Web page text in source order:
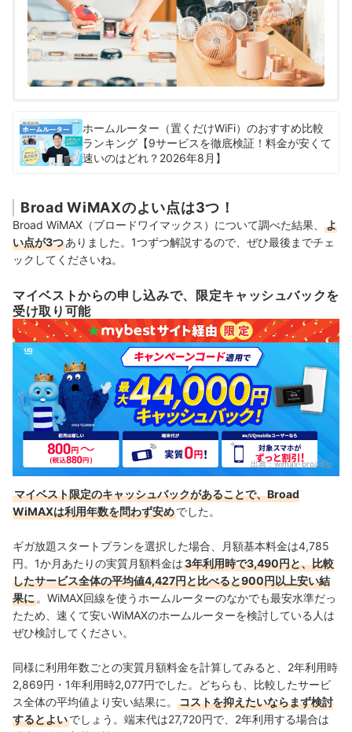
ホームルーター（置くだけWiFi）のおすすめ比較
ランキング【9サービスを徹底検証！料金が安くて
速いのはどれ？2026年8月】
Broad WiMAXのよい点は3つ！
Broad WiMAX（ブロードワイマックス）について調べた結果、
よ
い点が3つありました。1つずつ解説するので、ぜひ最後までチェ
ックしてくださいね。
マイベストからの申し込みで、限定キャッシュバックを
受け取り可能
出典：wimax-broad.jp
マイベスト限定のキャッシュバックがあることで、Broad
WiMAXは利用年数を問わず安めでした。
ギガ放題スタートプランを選択した場合、月額基本料金は4,785
円。1か月あたりの実質月額料金は3年利用時で3,490円と、比較
したサービス全体の平均値4,427円と比べると900円以上安い結
果に 。WiMAX回線を使うホームルーターのなかでも最安水準だっ
たため、速くて安いWiMAXのホームルーターを検討している人は
ぜひ検討してください。
同様に利用年数ごとの実質月額料金を計算してみると、2年利用時
2,869円・1年利用時2,077円でした。どちらも、比較したサービ
ス全体の平均値より安い結果に。
コストを抑えたいならまず検討
するとよいでしょう。端末代は27,720円で、2年利用する場合は